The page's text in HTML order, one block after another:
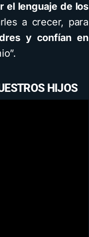
el lenguaje de los
a crecer, para
y confían en
HIJOS